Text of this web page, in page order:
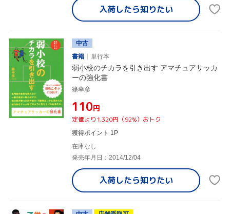
入荷したら知りたい
中古
書籍
単行本
弱小校のチカラを引き出す アマチュアサッカ
ーの強化書
篠幸彦
¥110円
定価より1,320円（92%）おトク
獲得ポイント 1P
在庫なし
発売年月日：2014/12/04
入荷したら知りたい